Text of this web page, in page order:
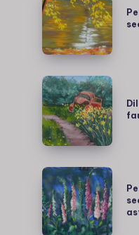
l’automne
aux
pastels
Diluer
les
pastels
secs
Ce
qu’il
faut
savoir
Peindre
impressionniste
au
pastel